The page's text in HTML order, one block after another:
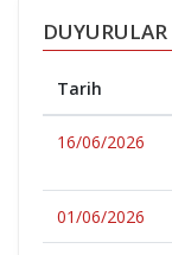
DUYURULAR
Tarih
16/06/2026
01/06/2026